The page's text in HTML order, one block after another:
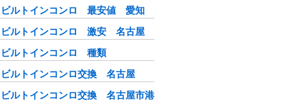
ビルトインコンロ 最安値 愛知
ビルトインコンロ 激安 名古屋
ビルトインコンロ 種類
ビルトインコンロ交換 名古屋
ビルトインコンロ交換 名古屋市港